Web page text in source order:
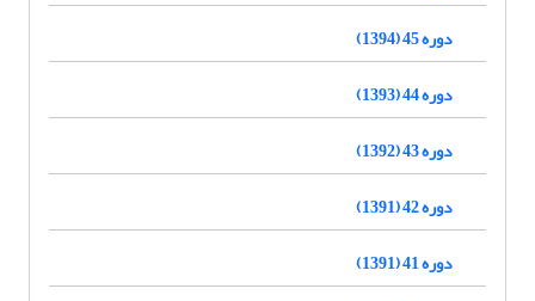
دوره 45 (1394)
دوره 44 (1393)
دوره 43 (1392)
دوره 42 (1391)
دوره 41 (1391)